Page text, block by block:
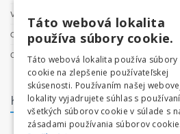
VŠEOBECNÉ PODMIENKY
OCHRANA OSOBNÝCH ÚDAJOV
COOKIES
Kontakt
Táto webová lokalita
používa súbory cookie.
Táto webová lokalita používa súbory
cookie na zlepšenie používateľskej
skúsenosti. Používaním našej
lokality vyjadrujete súhlas s
všetkých súborov cookie v súlade s
zásadami používania súborov cookie.